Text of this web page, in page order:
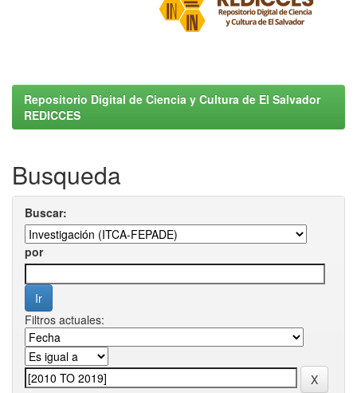
Repositorio Digital de Ciencia y Cultura de El Salvador
REDICCES
Busqueda
Buscar:
por
Filtros actuales: